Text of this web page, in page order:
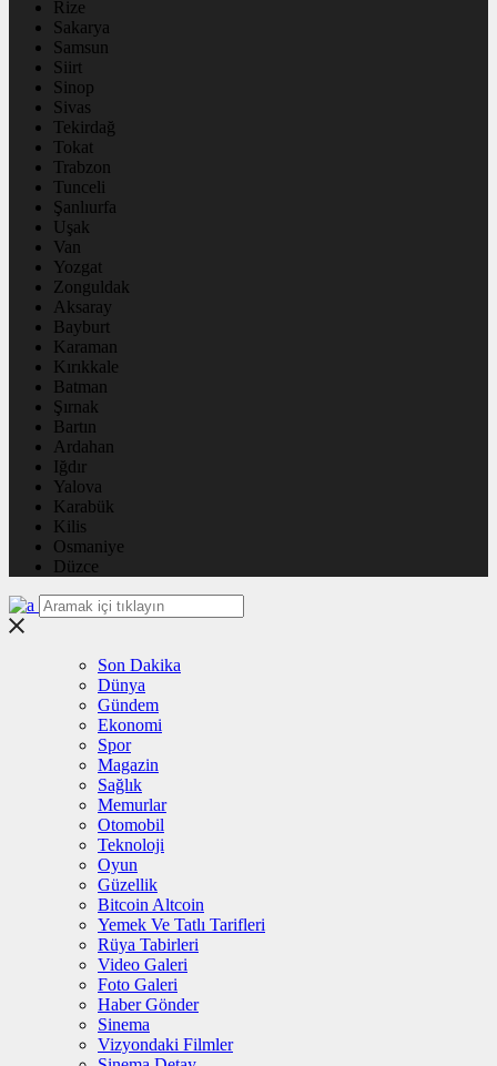
Rize
Sakarya
Samsun
Siirt
Sinop
Sivas
Tekirdağ
Tokat
Trabzon
Tunceli
Şanlıurfa
Uşak
Van
Yozgat
Zonguldak
Aksaray
Bayburt
Karaman
Kırıkkale
Batman
Şırnak
Bartın
Ardahan
Iğdır
Yalova
Karabük
Kilis
Osmaniye
Düzce
Son Dakika
Dünya
Gündem
Ekonomi
Spor
Magazin
Sağlık
Memurlar
Otomobil
Teknoloji
Oyun
Güzellik
Bitcoin Altcoin
Yemek Ve Tatlı Tarifleri
Rüya Tabirleri
Video Galeri
Foto Galeri
Haber Gönder
Sinema
Vizyondaki Filmler